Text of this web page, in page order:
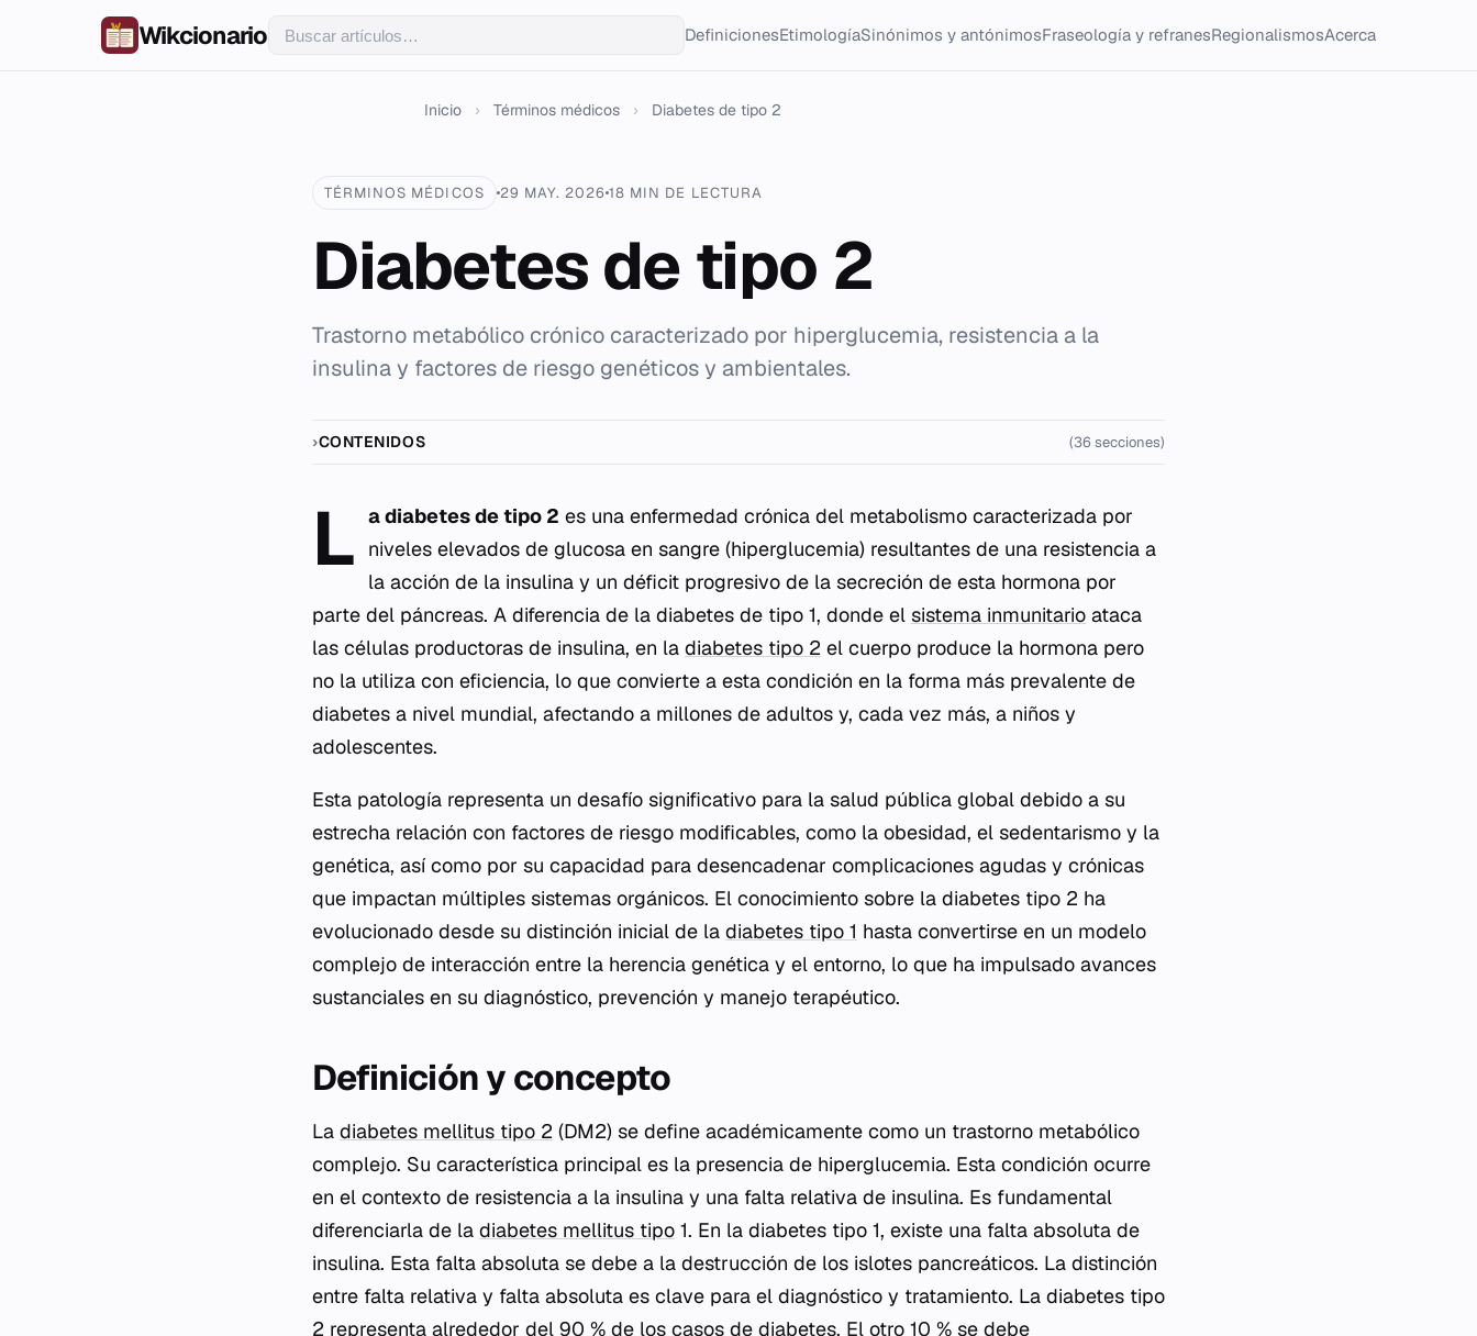
Wikcionario DefinicionesEtimologíaSinónimos y antónimosFraseología y refranesRegionalismosAcerca
Inicio › Términos médicos › Diabetes de tipo 2
TÉRMINOS MÉDICOS 29 MAY. 202618 MIN DE LECTURA
Diabetes de tipo 2
Trastorno metabólico crónico caracterizado por hiperglucemia, resistencia a la
insulina y factores de riesgo genéticos y ambientales.
CONTENIDOS (36 secciones)
L a diabetes de tipo 2 es una enfermedad crónica del metabolismo caracterizada por
niveles elevados de glucosa en sangre (hiperglucemia) resultantes de una resistencia a
la acción de la insulina y un déficit progresivo de la secreción de esta hormona por
parte del páncreas. A diferencia de la diabetes de tipo 1, donde el sistema inmunitario ataca
las células productoras de insulina, en la diabetes tipo 2 el cuerpo produce la hormona pero
no la utiliza con eficiencia, lo que convierte a esta condición en la forma más prevalente de
diabetes a nivel mundial, afectando a millones de adultos y, cada vez más, a niños y
adolescentes.
Esta patología representa un desafío significativo para la salud pública global debido a su
estrecha relación con factores de riesgo modificables, como la obesidad, el sedentarismo y la
genética, así como por su capacidad para desencadenar complicaciones agudas y crónicas
que impactan múltiples sistemas orgánicos. El conocimiento sobre la diabetes tipo 2 ha
evolucionado desde su distinción inicial de la diabetes tipo 1 hasta convertirse en un modelo
complejo de interacción entre la herencia genética y el entorno, lo que ha impulsado avances
sustanciales en su diagnóstico, prevención y manejo terapéutico.
Definición y concepto
La diabetes mellitus tipo 2 (DM2) se define académicamente como un trastorno metabólico
complejo. Su característica principal es la presencia de hiperglucemia. Esta condición ocurre
en el contexto de resistencia a la insulina y una falta relativa de insulina. Es fundamental
diferenciarla de la diabetes mellitus tipo 1. En la diabetes tipo 1, existe una falta absoluta de
insulina. Esta falta absoluta se debe a la destrucción de los islotes pancreáticos. La distinción
entre falta relativa y falta absoluta es clave para el diagnóstico y tratamiento. La diabetes tipo
2 representa alrededor del 90 % de los casos de diabetes. El otro 10 % se debe